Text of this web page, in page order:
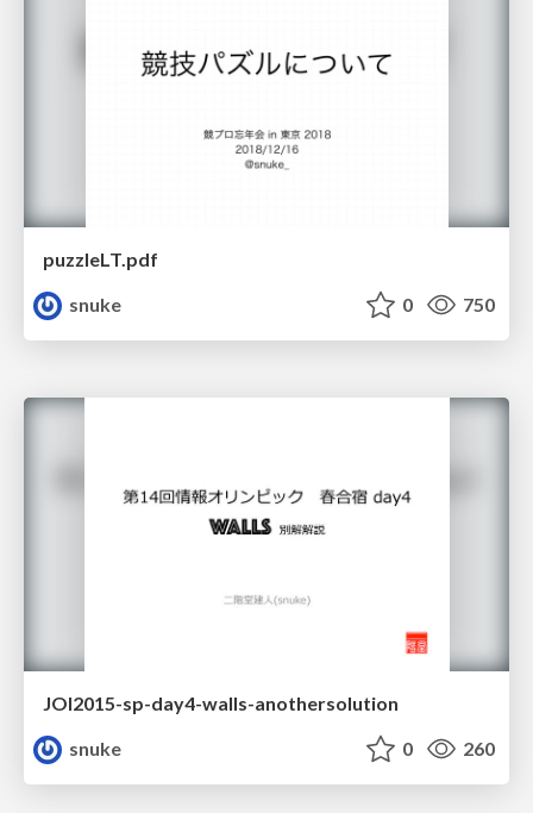
puzzleLT.pdf
snuke
0 750
JOI2015-sp-day4-walls-anothersolution
snuke
0 260